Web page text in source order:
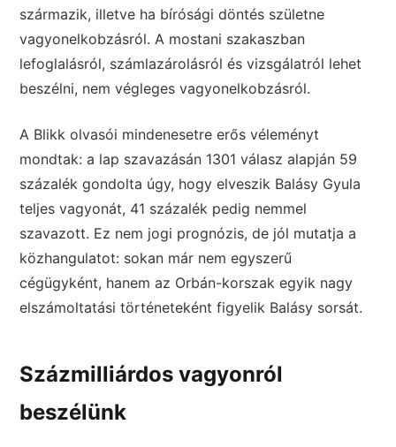
származik, illetve ha bírósági döntés születne
vagyonelkobzásról. A mostani szakaszban
lefoglalásról, számlazárolásról és vizsgálatról lehet
beszélni, nem végleges vagyonelkobzásról.
A Blikk olvasói mindenesetre erős véleményt
mondtak: a lap szavazásán 1301 válasz alapján 59
százalék gondolta úgy, hogy elveszik Balásy Gyula
teljes vagyonát, 41 százalék pedig nemmel
szavazott. Ez nem jogi prognózis, de jól mutatja a
közhangulatot: sokan már nem egyszerű
cégügyként, hanem az Orbán-korszak egyik nagy
elszámoltatási történeteként figyelik Balásy sorsát.
Százmilliárdos vagyonról
beszélünk